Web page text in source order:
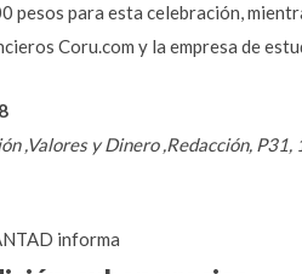
pesos para esta celebración,
Coru.com y la empresa de
,Valores y Dinero ,Redacción,
informa